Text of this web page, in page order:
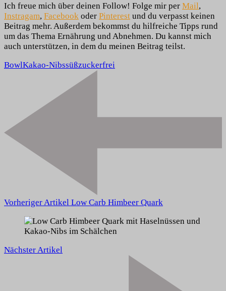
Ich freue mich über deinen Follow! Folge mir per Mail,
Instragam, Facebook oder Pinterest und du verpasst keinen
Beitrag mehr. Außerdem bekommst du hilfreiche Tipps rund
um das Thema Ernährung und Abnehmen. Du kannst mich
auch unterstützen, in dem du meinen Beitrag teilst.
BowlKakao-Nibssüßzuckerfrei
Vorheriger Artikel Low Carb Himbeer Quark
Nächster Artikel